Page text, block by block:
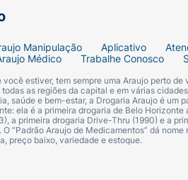
pacientes também podem
leves entre os ciclos.
raros, podem ocorrer reações
A paciente deve ficar atenta a
Manipulação Aplicativo
Médico Trabalhe Conosco
você estiver, tem sempre uma Araujo perto
as regiões da capital e em várias
saúde e bem-estar, a Drogaria Araujo é um
ela é a primeira drogaria de Belo
a primeira drogaria Drive-Thru (1990) e a
O “Padrão Araujo de Medicamentos” dá
preço baixo, variedade e estoque.